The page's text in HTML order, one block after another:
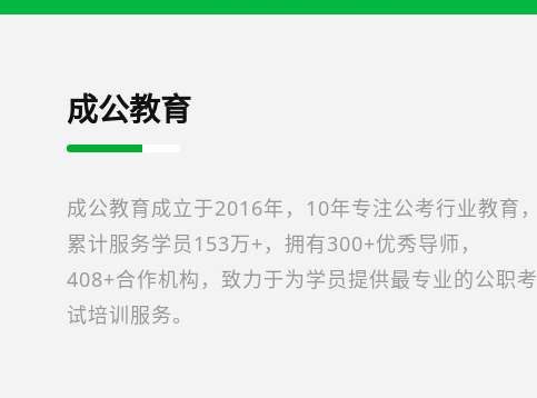
成公教育
成公教育成立于2016年，10年专注公考行业教育，
累计服务学员153万+，拥有300+优秀导师，
408+合作机构，致力于为学员提供最专业的公职考
试培训服务。